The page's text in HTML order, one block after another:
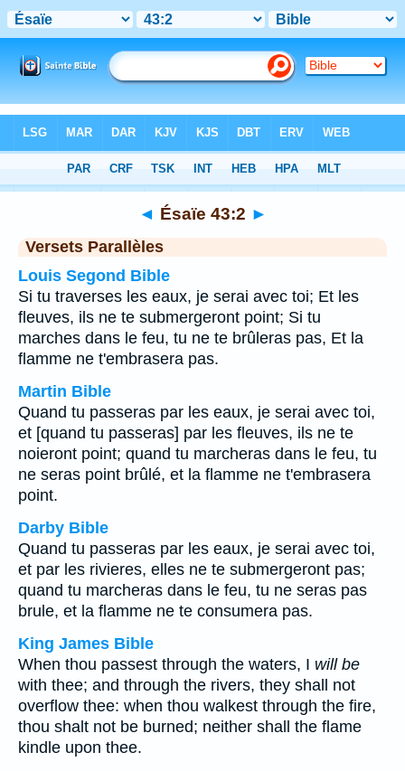
Chapitre 43> Verset 2
◄ Ésaïe 43:2 ►
Versets Parallèles
Louis Segond Bible
Si tu traverses les eaux, je serai avec toi; Et les
fleuves, ils ne te submergeront point; Si tu
marches dans le feu, tu ne te brûleras pas, Et la
flamme ne t'embrasera pas.
Martin Bible
Quand tu passeras par les eaux, je serai avec toi,
et [quand tu passeras] par les fleuves, ils ne te
noieront point; quand tu marcheras dans le feu, tu
ne seras point brûlé, et la flamme ne t'embrasera
point.
Darby Bible
Quand tu passeras par les eaux, je serai avec toi,
et par les rivieres, elles ne te submergeront pas;
quand tu marcheras dans le feu, tu ne seras pas
brule, et la flamme ne te consumera pas.
King James Bible
When thou passest through the waters, I will be
with thee; and through the rivers, they shall not
overflow thee: when thou walkest through the fire,
thou shalt not be burned; neither shall the flame
kindle upon thee.